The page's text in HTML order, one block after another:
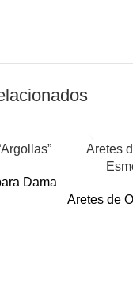
Dama
Aretes
Aretes de